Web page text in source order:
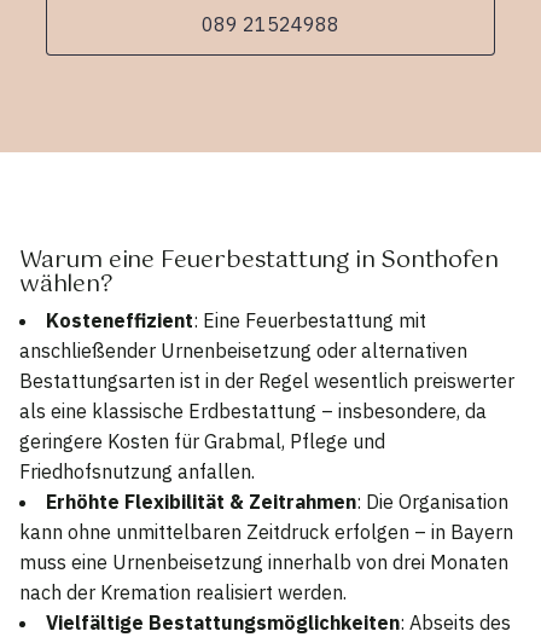
089 21524988
Warum eine Feuerbestattung in Sonthofen
wählen?
Kosteneffizient: Eine Feuerbestattung mit
anschließender Urnenbeisetzung oder alternativen
Bestattungsarten ist in der Regel wesentlich preiswerter
als eine klassische Erdbestattung – insbesondere, da
geringere Kosten für Grabmal, Pflege und
Friedhofsnutzung anfallen.
Erhöhte Flexibilität & Zeitrahmen: Die Organisation
kann ohne unmittelbaren Zeitdruck erfolgen – in Bayern
muss eine Urnenbeisetzung innerhalb von drei Monaten
nach der Kremation realisiert werden.
Vielfältige Bestattungsmöglichkeiten: Abseits des